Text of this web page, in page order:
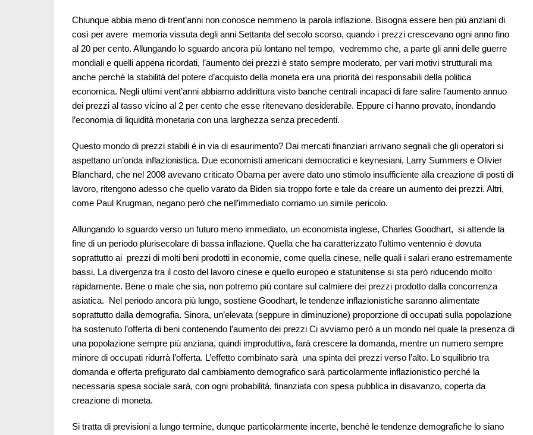
Chiunque abbia meno di trent’anni non conosce nemmeno la parola inflazione. Bisogna essere ben più anziani di
così per avere memoria vissuta degli anni Settanta del secolo scorso, quando i prezzi crescevano ogni anno fino
al 20 per cento. Allungando lo sguardo ancora più lontano nel tempo, vedremmo che, a parte gli anni delle guerre
mondiali e quelli appena ricordati, l’aumento dei prezzi è stato sempre moderato, per vari motivi strutturali ma
anche perché la stabilità del potere d’acquisto della moneta era una priorità dei responsabili della politica
economica. Negli ultimi vent’anni abbiamo addirittura visto banche centrali incapaci di fare salire l’aumento annuo
dei prezzi al tasso vicino al 2 per cento che esse ritenevano desiderabile. Eppure ci hanno provato, inondando
l’economia di liquidità monetaria con una larghezza senza precedenti.
Questo mondo di prezzi stabili è in via di esaurimento? Dai mercati finanziari arrivano segnali che gli operatori si
aspettano un’onda inflazionistica. Due economisti americani democratici e keynesiani, Larry Summers e Olivier
Blanchard, che nel 2008 avevano criticato Obama per avere dato uno stimolo insufficiente alla creazione di posti di
lavoro, ritengono adesso che quello varato da Biden sia troppo forte e tale da creare un aumento dei prezzi. Altri,
come Paul Krugman, negano però che nell’immediato corriamo un simile pericolo.
Allungando lo sguardo verso un futuro meno immediato, un economista inglese, Charles Goodhart, si attende la
fine di un periodo plurisecolare di bassa inflazione. Quella che ha caratterizzato l’ultimo ventennio è dovuta
soprattutto ai prezzi di molti beni prodotti in economie, come quella cinese, nelle quali i salari erano estremamente
bassi. La divergenza tra il costo del lavoro cinese e quello europeo e statunitense si sta però riducendo molto
rapidamente. Bene o male che sia, non potremo più contare sul calmiere dei prezzi prodotto dalla concorrenza
asiatica. Nel periodo ancora più lungo, sostiene Goodhart, le tendenze inflazionistiche saranno alimentate
soprattutto dalla demografia. Sinora, un’elevata (seppure in diminuzione) proporzione di occupati sulla popolazione
ha sostenuto l’offerta di beni contenendo l’aumento dei prezzi Ci avviamo però a un mondo nel quale la presenza di
una popolazione sempre più anziana, quindi improduttiva, farà crescere la domanda, mentre un numero sempre
minore di occupati ridurrà l’offerta. L’effetto combinato sarà una spinta dei prezzi verso l’alto. Lo squilibrio tra
domanda e offerta prefigurato dal cambiamento demografico sarà particolarmente inflazionistico perché la
necessaria spesa sociale sarà, con ogni probabilità, finanziata con spesa pubblica in disavanzo, coperta da
creazione di moneta.
Si tratta di previsioni a lungo termine, dunque particolarmente incerte, benché le tendenze demografiche lo siano